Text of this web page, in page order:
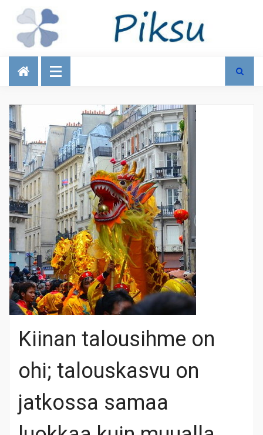
Talous
Kiinan talousihme on
ohi; talouskasvu on
jatkossa samaa